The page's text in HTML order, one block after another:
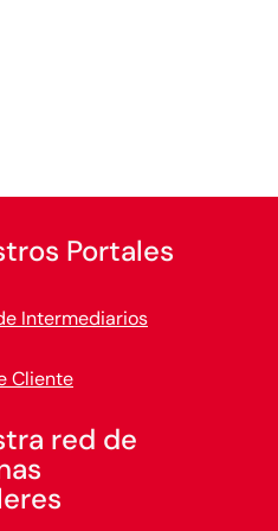
Portales
Intermediarios
Cliente
red de